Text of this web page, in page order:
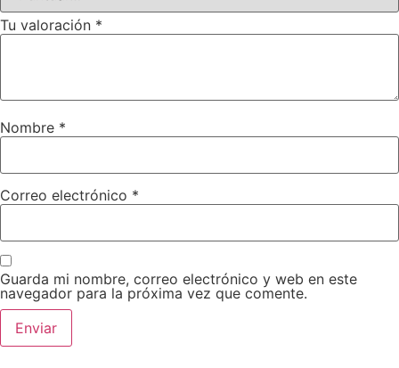
Tu valoración *
Nombre *
Correo electrónico *
Guarda mi nombre, correo electrónico y web en este
navegador para la próxima vez que comente.